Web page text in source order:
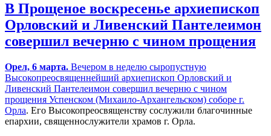
В Прощеное воскресенье архиепископ
Орловский и Ливенский Пантелеимон
совершил вечерню с чином прощения
Орел, 6 марта. Вечером в неделю сыропустную
Высокопреосвященнейший архиепископ Орловский и
Ливенский Пантелеимон совершил вечерню с чином
прощения Успенском (Михаило-Архангельском) соборе г.
Орла. Его Высокопреосвященству сослужили благочинные
епархии, священнослужители храмов г. Орла.